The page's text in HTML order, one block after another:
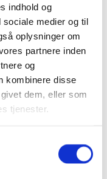
indhold og
medier og til
oplysninger om
partnere inden
og
kombinere disse
dem, eller som
tjenester.
02/bg1.jpg
1155
1732
2020/08/fmee.png
18:48:06Entry with Post